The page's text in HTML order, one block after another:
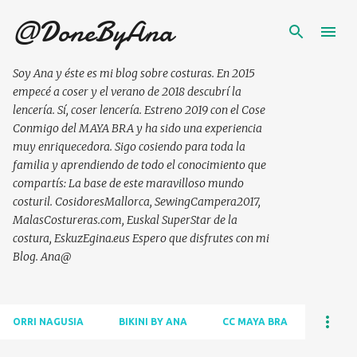
Saltatu eta joan eduki nagusira
@DoneByAna
Soy Ana y éste es mi blog sobre costuras. En 2015
empecé a coser y el verano de 2018 descubrí la
lencería. Sí, coser lencería. Estreno 2019 con el Cose
Conmigo del MAYA BRA y ha sido una experiencia
muy enriquecedora. Sigo cosiendo para toda la
familia y aprendiendo de todo el conocimiento que
compartís: La base de este maravilloso mundo
costuril. CosidoresMallorca, SewingCampera2017,
MalasCostureras.com, Euskal SuperStar de la
costura, EskuzEgina.eus Espero que disfrutes con mi
Blog. Ana@
ORRI NAGUSIA BIKINI BY ANA CC MAYA BRA